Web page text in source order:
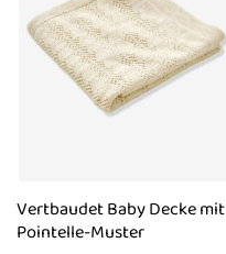
Vertbaudet Baby Decke mit
Pointelle-Muster